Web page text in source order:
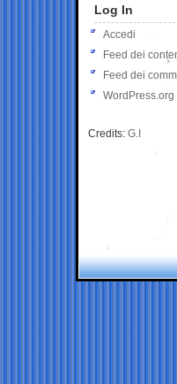
Log In
Accedi
Feed dei
Feed dei
WordPress.org
Credits: G.I